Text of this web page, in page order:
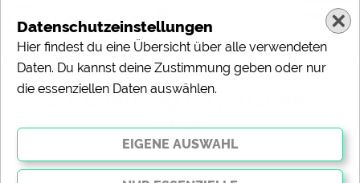
2 x Camping Bayerischer
Wald
Datenschutzeinstellungen
Hier findest du eine Übersicht über alle verwendeten
Daten. Du kannst deine Zustimmung geben oder nur
die essenziellen Daten auswählen.